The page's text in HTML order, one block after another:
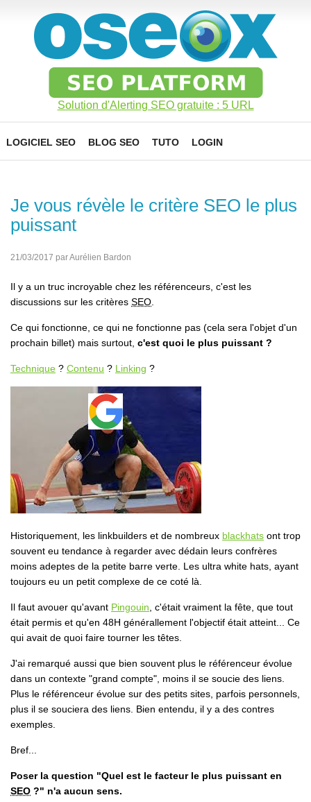
Solution d'Alerting SEO gratuite : 5 URL
LOGICIEL SEO BLOG SEO TUTO LOGIN
Je vous révèle le critère SEO le plus
puissant
21/03/2017 par Aurélien Bardon
Il y a un truc incroyable chez les référenceurs, c'est les
discussions sur les critères SEO
Ce qui fonctionne, ce qui ne fonctionne pas (cela sera l'objet d'un
prochain billet) mais surtout, c'est quoi le plus puissant ?
Technique ? Contenu ? Linking ?
Historiquement, les linkbuilders et de nombreux blackhats ont trop
souvent eu tendance à regarder avec dédain leurs confrères
moins adeptes de la petite barre verte. Les ultra white hats, ayant
toujours eu un petit complexe de ce coté là.
Il faut avouer qu'avant Pingouin , c'était vraiment la fête, que tout
était permis et qu'en 48H générallement l'objectif était atteint... Ce
qui avait de quoi faire tourner les têtes.
J'ai remarqué aussi que bien souvent plus le référenceur évolue
dans un contexte "grand compte", moins il se soucie des liens.
Plus le référenceur évolue sur des petits sites, parfois personnels,
plus il se souciera des liens. Bien entendu, il y a des contres
exemples.
Bref...
Poser la question "Quel est le facteur le plus puissant en
SEO ?" n'a aucun sens.